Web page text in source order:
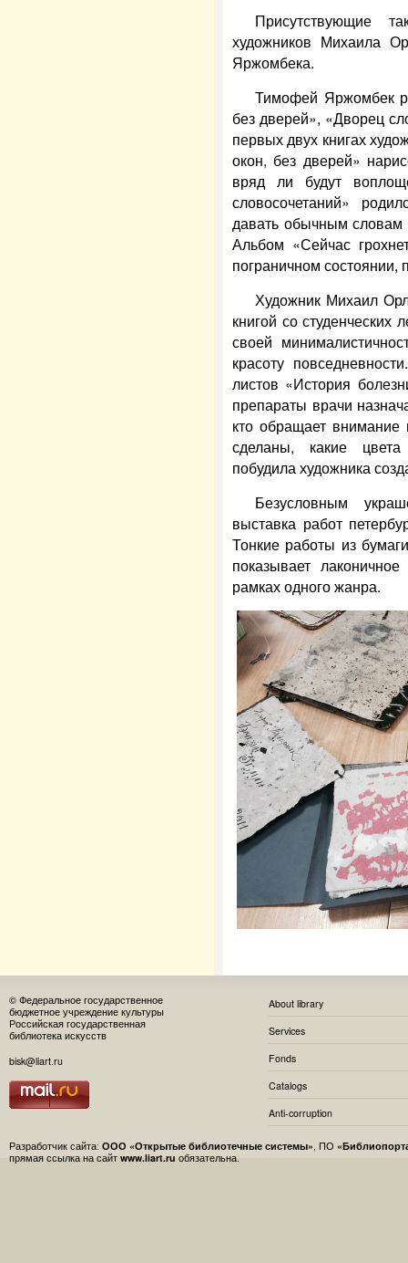
Присутствующие
художников Михаила
Яржомбека.
Тимофей Яржомбек
без дверей», «Дворец
первых двух книгах
окон, без дверей»
вряд ли будут
словосочетаний»
давать обычным
Альбом «Сейчас
пограничном состоянии,
Художник Михаил
книгой со
своей
красоту
листов «История
препараты врачи
кто обращает
сделаны, какие
побудила художника
Безусловным
выставка работ
Тонкие работы из
показывает
рамках одного жанра.
© Федеральное государственное
бюджетное учреждение культуры
Российская государственная
библиотека искусств
bisk@liart.ru
About library
Services
Fonds
Catalogs
Anti-corruption
Разработчик сайта: ООО «Открытые библиотечные системы», ПО
прямая ссылка на сайт www.liart.ru обязательна.